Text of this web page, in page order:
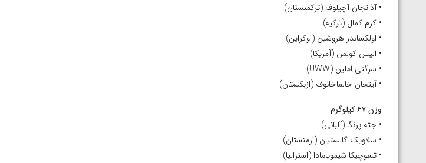
• آذاتجان آچیلوف (ترکمنستان)
• کرم کمال (ترکیه)
• اولکساندر هروشین (اوکراین)
• الیس کولمن (آمریکا)
• سرگئی اِملین (UWW)
• آیتجان خالماخانوف (ازبکستان)
وزن ۶۷ کیلوگرم
• جته پرنگا (آلبانی)
• سلاویک گالستیان (ارمنستان)
• تسوچیکا شیمویامادا (استرالیا)